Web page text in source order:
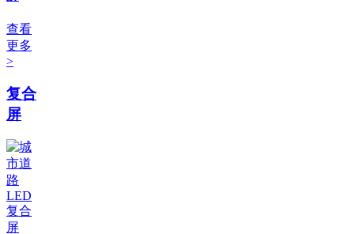
查看
更多
>
复合
屏